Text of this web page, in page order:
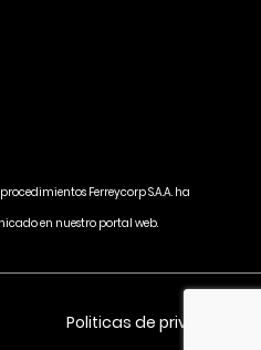
Ferreycorp S.A.A. ha
en nuestro portal web.
Politicas de privacidad